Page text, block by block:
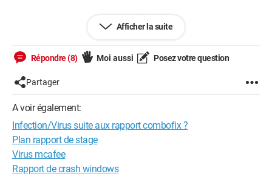
Je viens de faire un scan avec Combofix je sais juste pas
J aimerais avoir de l aide pour nettoyer ce portable au mieux
qui peu etre nettoyer (drivers et tout autres chose qui vont
améliorer ce portable)
Je suis disposer a faire tout les etapes que vous aller me
demander de faire
Merci a vous tous de prendre le temps de vouloir m aider dans
cette situation
Afficher la suite
Répondre (8) Moi aussi Posez votre question
Partager
A voir également:
Infection/Virus suite aux rapport combofix ?
Plan rapport de stage
Virus mcafee
Rapport de crash windows